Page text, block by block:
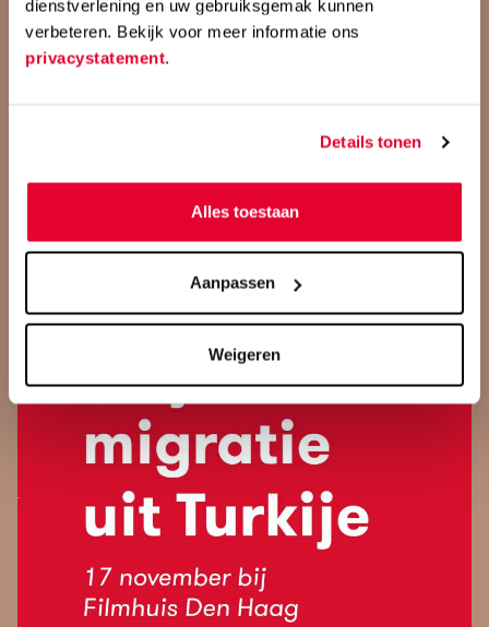
dienstverlening en uw gebruiksgemak kunnen
verbeteren. Bekijk voor meer informatie ons
privacystatement.
Details tonen
Alles toestaan
Aanpassen
Weigeren
2024
jarig bestaan van de Turkse Arbeidersvereniging, die in de
jaren '70 is opgericht door politieke vluchtelingen die
streden voor gelijke rechten en betere omstandigheden